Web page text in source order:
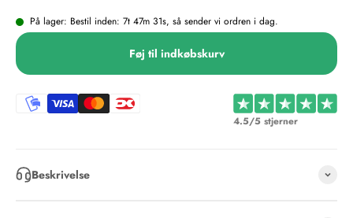
På lager: Bestil inden: 7t 47m 31s, så sender vi ordren i dag.
Føj til indkøbskurv
4.5/5 stjerner
Beskrivelse